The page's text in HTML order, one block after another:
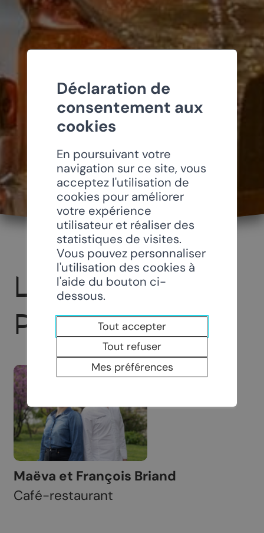
L'INSTANT
PRÉSENT
Maëva et François Briand
Café-restaurant
Déclaration de
consentement aux
cookies
En poursuivant votre
navigation sur ce site, vous
acceptez l'utilisation de
cookies pour améliorer
votre expérience
utilisateur et réaliser des
statistiques de visites.
Vous pouvez personnaliser
l'utilisation des cookies à
l'aide du bouton ci-
dessous.
Tout accepter
Tout refuser
Mes préférences